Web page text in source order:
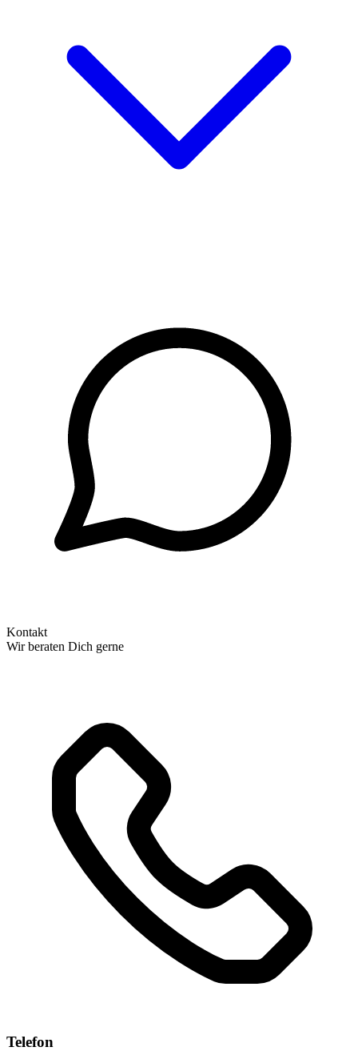
Kontakt
Wir beraten Dich gerne
Telefon